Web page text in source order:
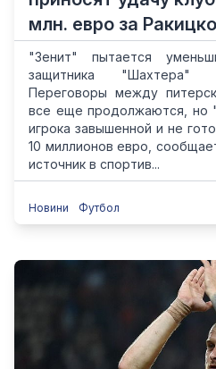
млн. евро за
"Зенит" пытается
защитника "Шахтера"
Переговоры между
все еще продолжаются, но
игрока завышенной и не
10 миллионов евро,
источник в спортив...
Новини Футбол